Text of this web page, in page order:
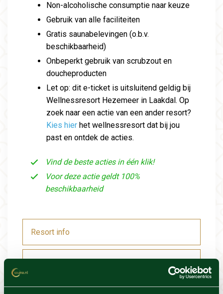
Non-alcoholische consumptie naar keuze
Gebruik van alle faciliteiten
Gratis saunabelevingen (o.b.v.
beschikbaarheid)
Onbeperkt gebruik van scrubzout en
doucheproducten
Let op: dit e-ticket is uitsluitend geldig bij
Wellnessresort Hezemeer in Laakdal. Op
zoek naar een actie van een ander resort?
Kies hier het wellnessresort dat bij jou
past en ontdek de acties.
Vind de beste acties in één klik!
Voor deze actie geldt 100%
beschikbaarheid
Resort info